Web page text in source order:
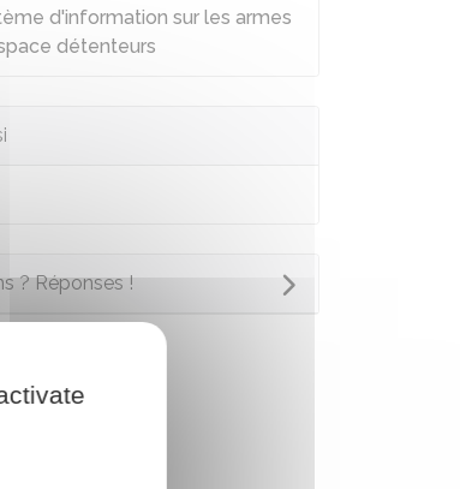
d'information sur les armes
détenteurs
? Réponses !